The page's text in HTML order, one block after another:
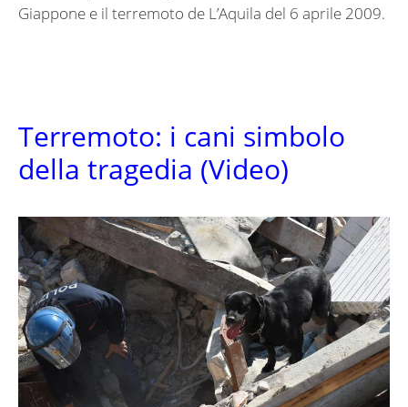
Giappone e il terremoto de L’Aquila del 6 aprile 2009.
Terremoto: i cani simbolo
della tragedia (Video)